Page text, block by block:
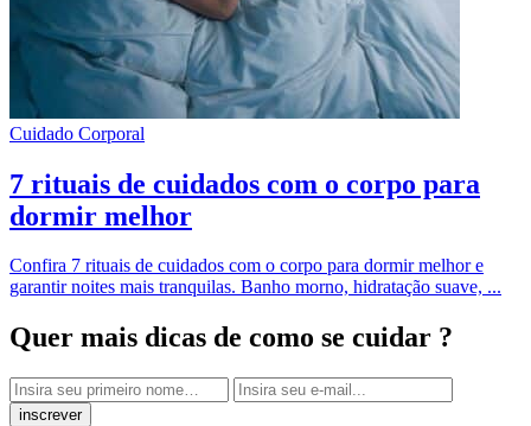
Cuidado Corporal
7 rituais de cuidados com o corpo para
dormir melhor
Confira 7 rituais de cuidados com o corpo para dormir melhor e
garantir noites mais tranquilas. Banho morno, hidratação suave, ...
Quer mais dicas de como se cuidar ?
inscrever